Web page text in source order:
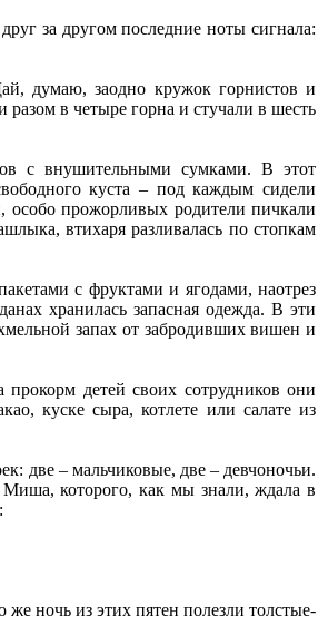
за другом последние ноты сигнала:
думаю, заодно кружок горнистов и
в четыре горна и стучали в шесть
с внушительными сумками. В этот
куста – под каждым сидели
прожорливых родители пичкали
втихаря разливалась по стопкам
с фруктами и ягодами, наотрез
хранилась запасная одежда. В эти
запах от забродивших вишен и
детей своих сотрудников они
куске сыра, котлете или салате из
две – мальчиковые, две – девчоночьи.
которого, как мы знали, ждала в
ночь из этих пятен полезли толстые-